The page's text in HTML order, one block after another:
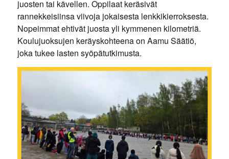
juosten tai kävellen. Oppilaat keräsivät
rannekkeisiinsa viivoja jokaisesta lenkkikierroksesta.
Nopeimmat ehtivät juosta yli kymmenen kilometriä.
Koulujuoksujen keräyskohteena on Aamu Säätiö,
joka tukee lasten syöpätutkimusta.